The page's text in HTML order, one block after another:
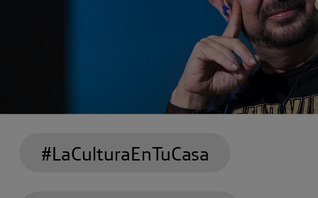
#LaCulturaEnTuCasa